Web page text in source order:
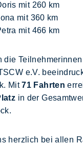
mit 260 km
mit 360 km
mit 466 km
die
e.V.
Mit71 Fahrten
in der
herzlich bei allen